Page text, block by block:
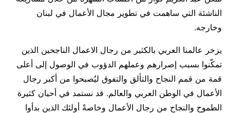
الناشئة التي ساهمت في تطوير مجال الأعمال في لبنان
وخارجه.
يزخر عالمنا العربي بالكثير من رجال الاعمال الناجحين الذين
تمكّنوا بسبب إصرارهم وعملهم الدؤوب في الوصول إلى أعلى
قمة من قمم النجاح والتألق والتفوق ليُصبحوا من أكبر رجال
الأعمال في الوطن العربي والعالم. قد نستمد في أحيان كثيرة
الطموح والنجاح من رجال الأعمال وخاصةً أولئك الذين بدأوا